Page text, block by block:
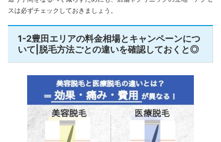
スは必ずチェックしておきましょう。
1-2豊田エリアの料金相場とキャンペーンにつ
いて|脱毛方法ごとの違いを確認しておくと◎